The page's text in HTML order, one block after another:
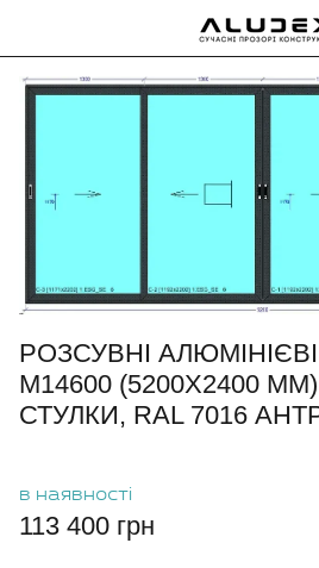
РОЗСУВНІ АЛЮМІНІЄВІ
M14600 (5200Х2400
СТУЛКИ, RAL 7016
в наявності
113 400 грн